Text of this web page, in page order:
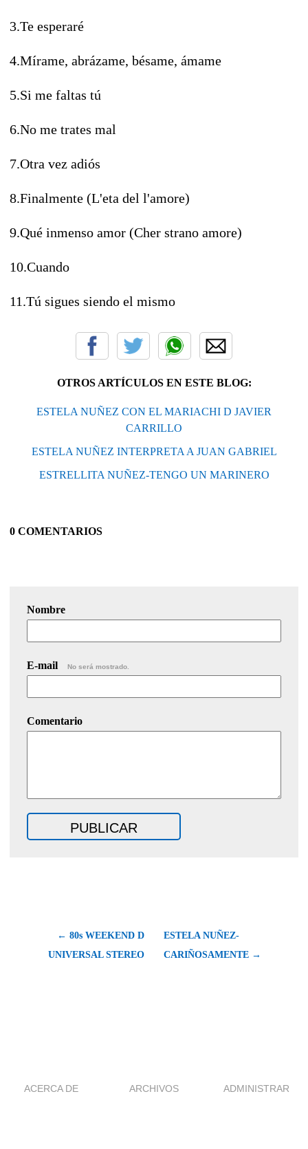
3.Te esperaré
4.Mírame, abrázame, bésame, ámame
5.Si me faltas tú
6.No me trates mal
7.Otra vez adiós
8.Finalmente (L'eta del l'amore)
9.Qué inmenso amor (Cher strano amore)
10.Cuando
11.Tú sigues siendo el mismo
OTROS ARTÍCULOS EN ESTE BLOG:
ESTELA NUÑEZ CON EL MARIACHI D JAVIER
CARRILLO
ESTELA NUÑEZ INTERPRETA A JUAN GABRIEL
ESTRELLITA NUÑEZ-TENGO UN MARINERO
0 COMENTARIOS
Nombre
E-mail No será mostrado.
Comentario
← 80s WEEKEND D
UNIVERSAL STEREO
ESTELA NUÑEZ-
CARIÑOSAMENTE →
ACERCA DE ARCHIVOS ADMINISTRAR